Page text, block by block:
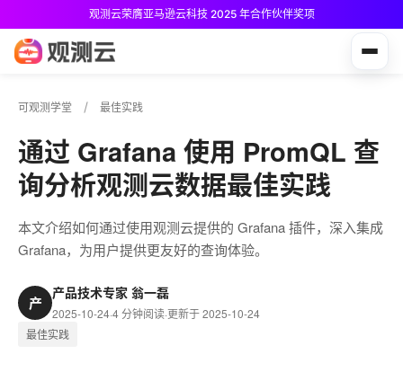
观测云荣膺亚马逊云科技 2025 年合作伙伴奖项
可观测学堂 最佳实践
通过 Grafana 使用 PromQL 查
询分析观测云数据最佳实践
本文介绍如何通过使用观测云提供的 Grafana 插件，深入集成
Grafana，为用户提供更友好的查询体验。
产
产品技术专家 翁一磊
2025-10-24·4 分钟阅读·更新于 2025-10-24
最佳实践